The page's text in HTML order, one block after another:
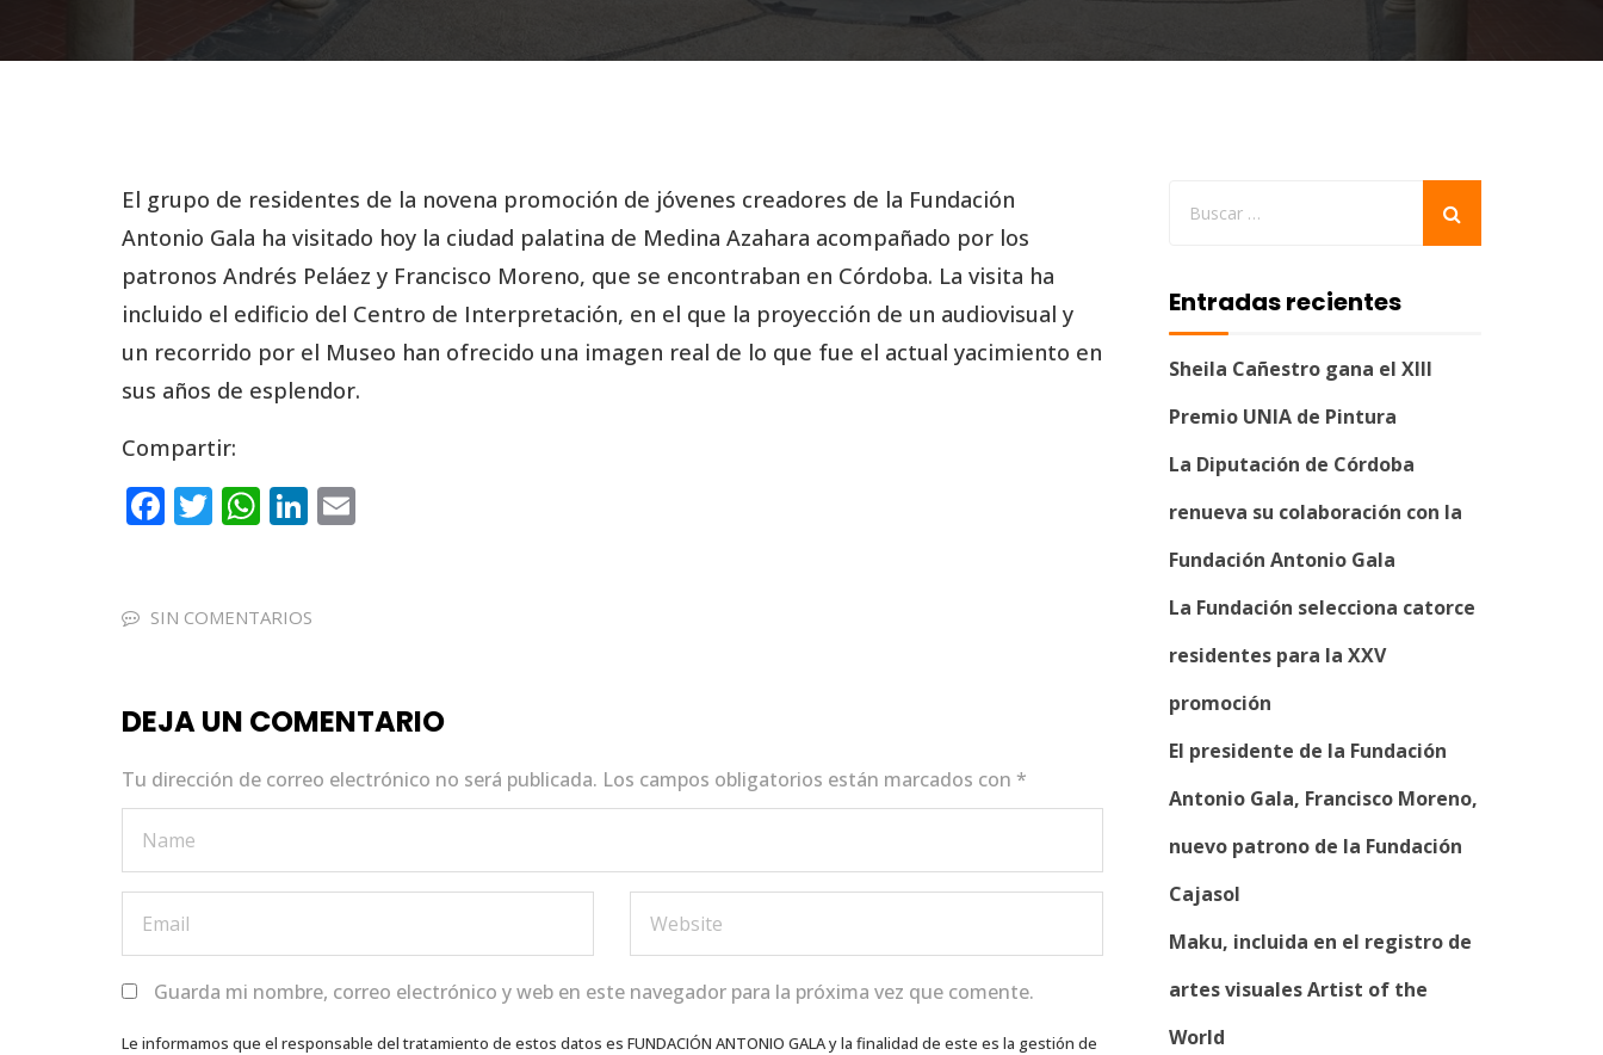
El grupo de residentes de la novena promoción de jóvenes creadores de la Fundación
Antonio Gala ha visitado hoy la ciudad palatina de Medina Azahara acompañado por los
patronos Andrés Peláez y Francisco Moreno, que se encontraban en Córdoba. La visita ha
incluido el edificio del Centro de Interpretación, en el que la proyección de un audiovisual y
un recorrido por el Museo han ofrecido una imagen real de lo que fue el actual yacimiento en
sus años de esplendor.
Compartir:
F
e
o
k
T
te
W
ts
p
Li
e
SIN COMENTARIOS
DEJA UN COMENTARIO
Tu dirección de correo electrónico no será publicada. Los campos obligatorios están marcados con *
Guarda mi nombre, correo electrónico y web en este navegador para la próxima vez que comente.
Le informamos que el responsable del tratamiento de estos datos es FUNDACIÓN ANTONIO GALA y la finalidad de este es la gestión de
Entradas recientes
Sheila Cañestro gana el XIII
Premio UNIA de Pintura
La Diputación de Córdoba
renueva su colaboración con la
Fundación Antonio Gala
La Fundación selecciona catorce
residentes para la XXV
promoción
El presidente de la Fundación
Antonio Gala, Francisco Moreno,
nuevo patrono de la Fundación
Cajasol
Maku, incluida en el registro de
artes visuales Artist of the
World